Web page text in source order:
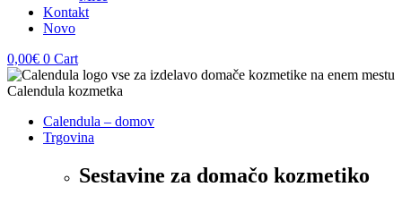
Kontakt
Novo
0,00€ 0 Cart
Calendula – domov
Trgovina
Sestavine za domačo kozmetiko